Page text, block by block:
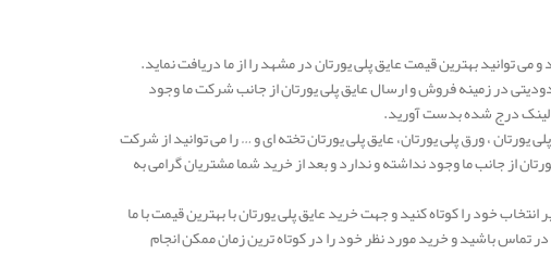
توانید بهترین قیمت عایق پلی یورتان در مشهد را از ما دریافت نماید.
در زمینه فروش و ارسال عایق پلی یورتان از جانب شرکت ما وجود
لینک درج شده بدست آورید.
، ورق پلی یورتان، عایق پلی یورتان تخته ای و … را می توانید از شرکت
از جانب ما وجود نداشته و ندارد و بعد از خرید شما مشتریان گرامی به
خود را کوتاه کنید و جهت خرید عایق پلی یورتان با بهترین قیمت با ما
باشید و خرید مورد نظر خود را در کوتاه ترین زمان ممکن انجام